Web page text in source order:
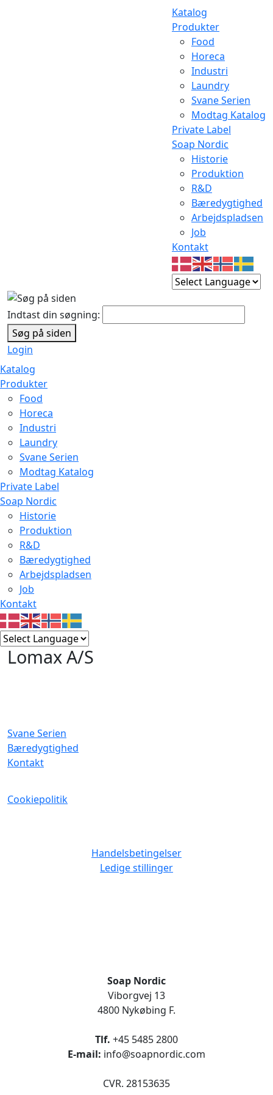
Katalog
Produkter
Food
Horeca
Industri
Laundry
Svane Serien
Modtag Katalog
Private Label
Soap Nordic
Historie
Produktion
R&D
Bæredygtighed
Arbejdspladsen
Job
Kontakt
Indtast din søgning:
Søg på siden
Login
Katalog
Produkter
Food
Horeca
Industri
Laundry
Svane Serien
Modtag Katalog
Private Label
Soap Nordic
Historie
Produktion
R&D
Bæredygtighed
Arbejdspladsen
Job
Kontakt
Lomax A/S
Svane Serien
Bæredygtighed
Kontakt
Cookiepolitik
Handelsbetingelser
Ledige stillinger
Soap Nordic
Viborgvej 13
4800 Nykøbing F.
Tlf. +45 5485 2800
E-mail: info@soapnordic.com
CVR. 28153635